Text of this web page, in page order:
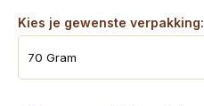
Kies je gewenste verpakking: